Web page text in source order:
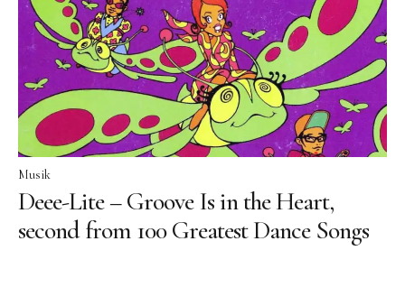
Manfred
Mai
Facebook
Facebook
xuxos.de
Twitter
xuxos.de
Google+
Manfred
Mai
Meine
Socials
Kontakt
/
Impressum
Musik
Deee-Lite – Groove Is in the Heart,
second from 100 Greatest Dance Songs